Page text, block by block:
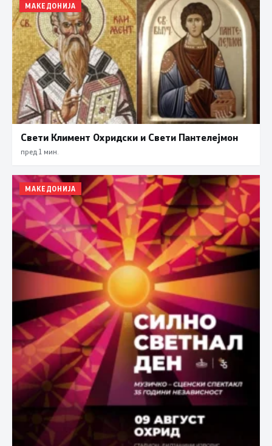
МАКЕДОНИЈА
Свети Климент Охридски и Свети Пантелејмон
пред 1 мин.
МАКЕДОНИЈА